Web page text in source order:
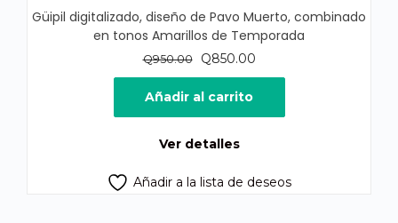
Güipil digitalizado, diseño de Pavo Muerto, combinado
en tonos Amarillos de Temporada
Q950.00
El
precio
original
era:
Q850.00El
precio
es:
Añadir al carrito
Ver detalles
Añadir a la lista de deseos